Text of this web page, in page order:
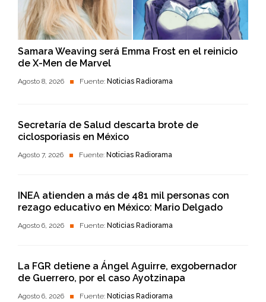
Samara Weaving será Emma Frost en el reinicio
de X-Men de Marvel
Agosto 8, 2026 Fuente: Noticias Radiorama
Secretaría de Salud descarta brote de
ciclosporiasis en México
Agosto 7, 2026 Fuente: Noticias Radiorama
INEA atienden a más de 481 mil personas con
rezago educativo en México: Mario Delgado
Agosto 6, 2026 Fuente: Noticias Radiorama
La FGR detiene a Ángel Aguirre, exgobernador
de Guerrero, por el caso Ayotzinapa
Agosto 6, 2026 Fuente: Noticias Radiorama